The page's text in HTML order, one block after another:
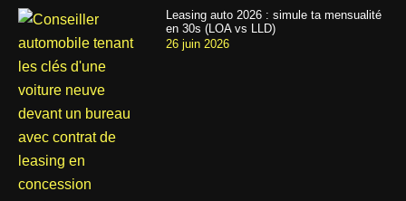
Leasing auto 2026 : simule ta mensualité
en 30s (LOA vs LLD)
26 juin 2026